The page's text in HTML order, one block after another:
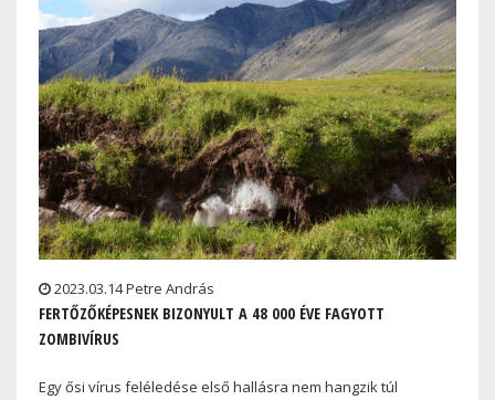
2023.03.14 Petre András
FERTŐZŐKÉPESNEK BIZONYULT A 48 000 ÉVE FAGYOTT
ZOMBIVÍRUS
Egy ősi vírus feléledése első hallásra nem hangzik túl